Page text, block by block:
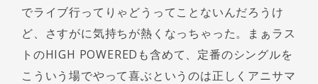
でライブ行ってりゃどうってことないんだろうけ
ど、さすがに気持ちが熱くなっちゃった。まぁラス
トのHIGH POWEREDも含めて、定番のシングルを
こういう場でやって喜ぶというのは正しくアニサマ